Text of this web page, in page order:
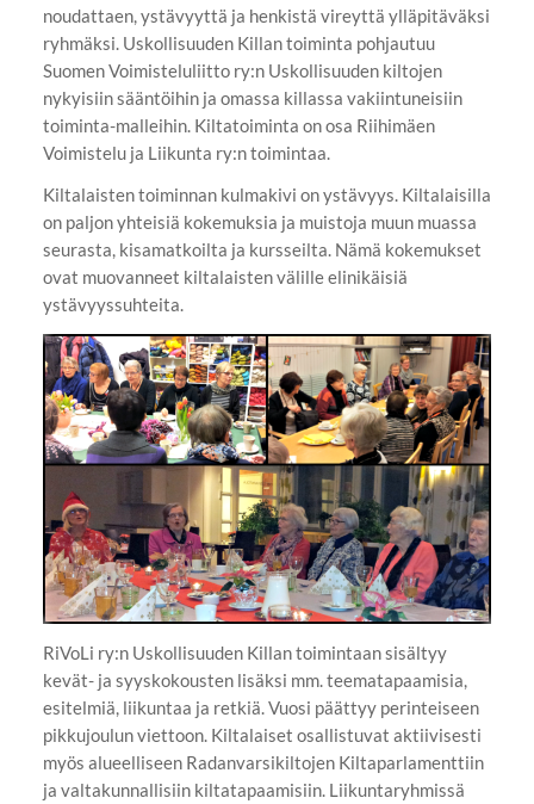
noudattaen, ystävyyttä ja henkistä vireyttä ylläpitäväksi
ryhmäksi. Uskollisuuden Killan toiminta pohjautuu
Suomen Voimisteluliitto ry:n Uskollisuuden kiltojen
nykyisiin sääntöihin ja omassa killassa vakiintuneisiin
toiminta-malleihin. Kiltatoiminta on osa Riihimäen
Voimistelu ja Liikunta ry:n toimintaa.
Kiltalaisten toiminnan kulmakivi on ystävyys. Kiltalaisilla
on paljon yhteisiä kokemuksia ja muistoja muun muassa
seurasta, kisamatkoilta ja kursseilta. Nämä kokemukset
ovat muovanneet kiltalaisten välille elinikäisiä
ystävyyssuhteita.
RiVoLi ry:n Uskollisuuden Killan toimintaan sisältyy
kevät- ja syyskokousten lisäksi mm. teematapaamisia,
esitelmiä, liikuntaa ja retkiä. Vuosi päättyy perinteiseen
pikkujoulun viettoon. Kiltalaiset osallistuvat aktiivisesti
myös alueelliseen Radanvarsikiltojen Kiltaparlamenttiin
ja valtakunnallisiin kiltatapaamisiin. Liikuntaryhmissä